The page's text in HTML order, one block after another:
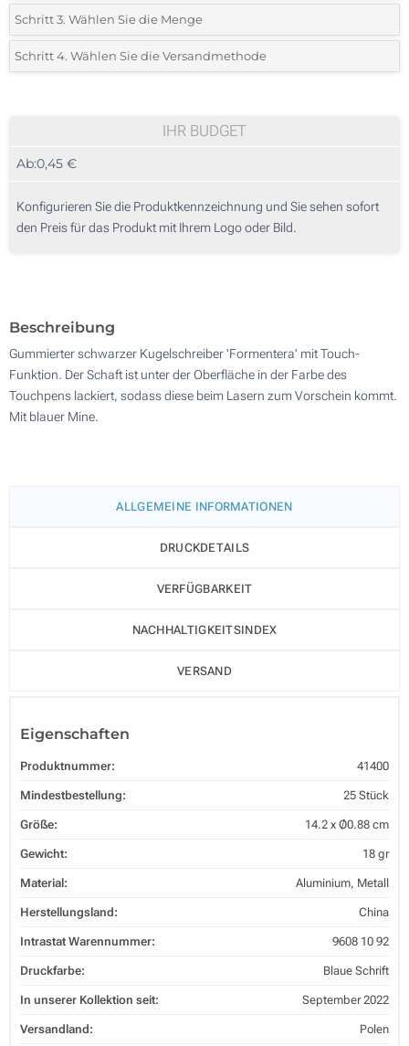
*Wählen Sie die Druck- und Farbtechniken für Ihr Logo:
Lasergravur (Auf einer Seite)
Schritt 3. Wählen Sie die Menge
*Bitte wählen Sie Ihre gewünschte Menge
50
125
250
Schritt 4. Wählen Sie die Versandmethode
IHR BUDGET
Ab:0,45 €
Konfigurieren Sie die Produktkennzeichnung und Sie sehen sofort
den Preis für das Produkt mit Ihrem Logo oder Bild.
Beschreibung
Gummierter schwarzer Kugelschreiber 'Formentera' mit Touch-
Funktion. Der Schaft ist unter der Oberfläche in der Farbe des
Touchpens lackiert, sodass diese beim Lasern zum Vorschein kommt.
Mit blauer Mine.
ALLGEMEINE INFORMATIONEN
DRUCKDETAILS
VERFÜGBARKEIT
NACHHALTIGKEITSINDEX
VERSAND
Eigenschaften
Produktnummer: 41400
Mindestbestellung: 25 Stück
Größe: 14.2 x Ø0.88 cm
Gewicht: 18 gr
Material: Aluminium, Metall
Herstellungsland: China
Intrastat Warennummer: 9608 10 92
Druckfarbe: Blaue Schrift
In unserer Kollektion seit: September 2022
Versandland: Polen